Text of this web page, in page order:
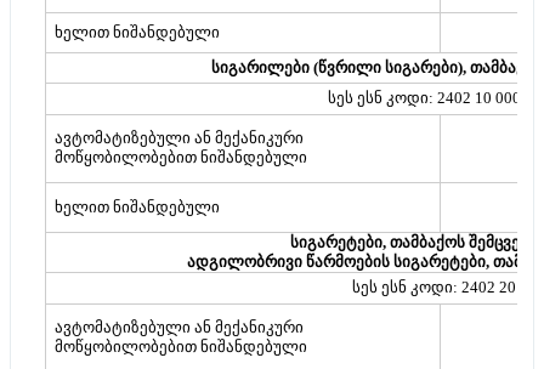
ხელით ნიშანდებული
სიგარილები (წვრილი სიგარები),
სეს ესნ კოდი: 2402 10 000 02
ავტომატიზებული ან მექანიკური
მოწყობილობებით ნიშანდებული
ხელით ნიშანდებული
სიგარეტები, თამბაქოს
ადგილობრივი წარმოების სიგარეტები,
სეს ესნ კოდი: 2402 20
ავტომატიზებული ან მექანიკური
მოწყობილობებით ნიშანდებული